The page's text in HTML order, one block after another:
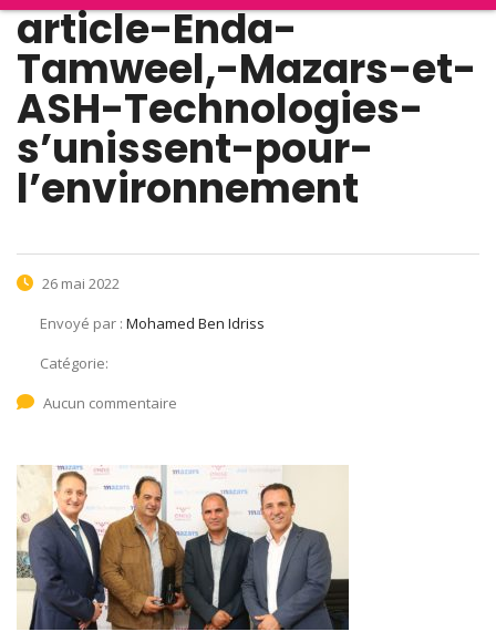
article-Enda-
Tamweel,-Mazars-et-
ASH-Technologies-
s’unissent-pour-
l’environnement
26 mai 2022
Envoyé par : Mohamed Ben Idriss
Catégorie:
Aucun commentaire